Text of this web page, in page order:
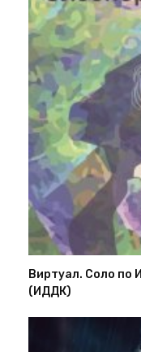
Виртуал. Соло по
(ИДДК)